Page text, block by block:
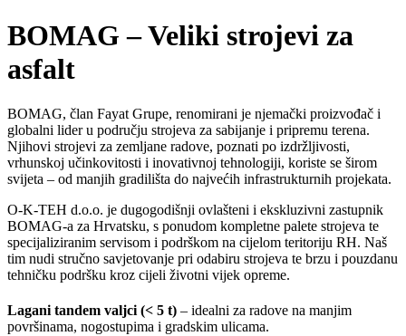
BOMAG – Veliki strojevi za
asfalt
BOMAG, član Fayat Grupe, renomirani je njemački proizvođač i
globalni lider u području strojeva za sabijanje i pripremu terena.
Njihovi strojevi za zemljane radove, poznati po izdržljivosti,
vrhunskoj učinkovitosti i inovativnoj tehnologiji, koriste se širom
svijeta – od manjih gradilišta do najvećih infrastrukturnih projekata.
O-K-TEH d.o.o. je dugogodišnji ovlašteni i ekskluzivni zastupnik
BOMAG-a za Hrvatsku, s ponudom kompletne palete strojeva te
specijaliziranim servisom i podrškom na cijelom teritoriju RH. Naš
tim nudi stručno savjetovanje pri odabiru strojeva te brzu i pouzdanu
tehničku podršku kroz cijeli životni vijek opreme.
Lagani tandem valjci (< 5 t) – idealni za radove na manjim
površinama, nogostupima i gradskim ulicama.